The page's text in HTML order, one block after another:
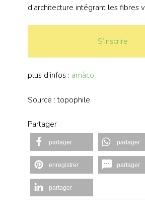
d’architecture intégrant les fibres
S’inscrire
plus d’infos : amàco
Source : topophile
Partager
partager partager
enregistrer partager
partager